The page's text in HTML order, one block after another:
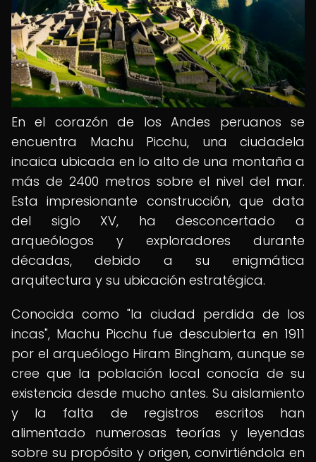
En el corazón de los Andes peruanos se
encuentra Machu Picchu, una ciudadela
incaica ubicada en lo alto de una montaña a
más de 2400 metros sobre el nivel del mar.
Esta impresionante construcción, que data
del siglo XV, ha desconcertado a
arqueólogos y exploradores durante
décadas, debido a su enigmática
arquitectura y su ubicación estratégica.
Conocida como "la ciudad perdida de los
incas", Machu Picchu fue descubierta en 1911
por el arqueólogo Hiram Bingham, aunque se
cree que la población local conocía de su
existencia desde mucho antes. Su aislamiento
y la falta de registros escritos han
alimentado numerosas teorías y leyendas
sobre su propósito y origen, convirtiéndola en